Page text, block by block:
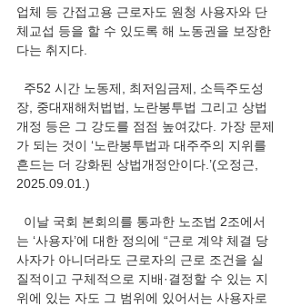
업체 등 간접고용 근로자도 원청 사용자와 단
체교섭 등을 할 수 있도록 해 노동권을 보장한
다는 취지다.
주52 시간 노동제, 최저임금제, 소득주도성
장, 중대재해처법법, 노란봉투법 그리고 상법
개정 등은 그 강도를 점점 높여갔다. 가장 문제
가 되는 것이 ‘노란봉투법과 대주주의 지위를
흔드는 더 강화된 상법개정안이다.’(오정근,
2025.09.01.)
이날 국회 본회의를 통과한 노조법 2조에서
는 ‘사용자’에 대한 정의에 “근로 계약 체결 당
사자가 아니더라도 근로자의 근로 조건을 실
질적이고 구체적으로 지배·결정할 수 있는 지
위에 있는 자도 그 범위에 있어서는 사용자로